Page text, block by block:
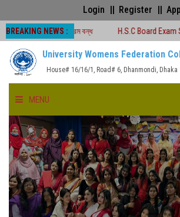
Login Register
BREAKING NEWS :
বন্ধ H.S.C Board Exam Seat Plan (
University Womens Federation
House# 16/16/1, Road# 6, Dhanmondi, Dhaka
MENU
HOME
ABOUT US
FACULTIES